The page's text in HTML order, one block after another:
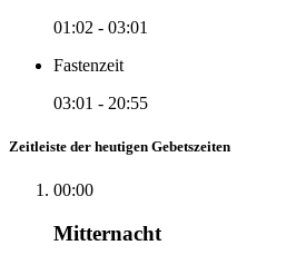
01:02 - 03:01
Fastenzeit
03:01 - 20:55
Zeitleiste der heutigen Gebetszeiten
00:00
Mitternacht